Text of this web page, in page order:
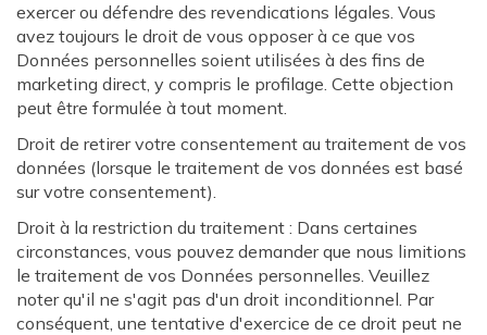
exercer ou défendre des revendications légales. Vous
avez toujours le droit de vous opposer à ce que vos
Données personnelles soient utilisées à des fins de
marketing direct, y compris le profilage. Cette objection
peut être formulée à tout moment.
Droit de retirer votre consentement au traitement de vos
données (lorsque le traitement de vos données est basé
sur votre consentement).
Droit à la restriction du traitement : Dans certaines
circonstances, vous pouvez demander que nous limitions
le traitement de vos Données personnelles. Veuillez
noter qu'il ne s'agit pas d'un droit inconditionnel. Par
conséquent, une tentative d'exercice de ce droit peut ne